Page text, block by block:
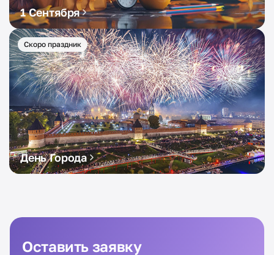
1 Сентября
Скоро праздник
День Города
Оставить заявку